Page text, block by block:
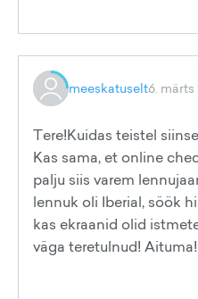
meeskatuselt6. märts
Tere!Kuidas teistel
Kas sama, et online
palju siis varem
lennuk oli Iberial, söök
kas ekraanid olid
väga teretulnud! Aituma!